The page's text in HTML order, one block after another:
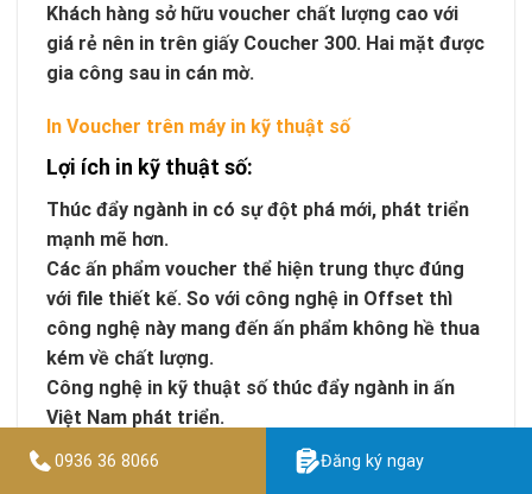
Khách hàng sở hữu voucher chất lượng cao với
giá rẻ nên in trên giấy Coucher 300. Hai mặt được
gia công sau in cán mờ.
In Voucher trên máy in kỹ thuật số
Lợi ích in kỹ thuật số:
Thúc đẩy ngành in có sự đột phá mới, phát triển
mạnh mẽ hơn.
Các ấn phẩm voucher thể hiện trung thực đúng
với file thiết kế. So với công nghệ in Offset thì
công nghệ này mang đến ấn phẩm không hề thua
kém về chất lượng.
Công nghệ in kỹ thuật số thúc đẩy ngành in ấn
Việt Nam phát triển.
Sửa chữa hình ảnh, nội dung,… file thiết kế trên
máy tính một cách đơn giản.
0936 36 8066 Đăng ký ngay